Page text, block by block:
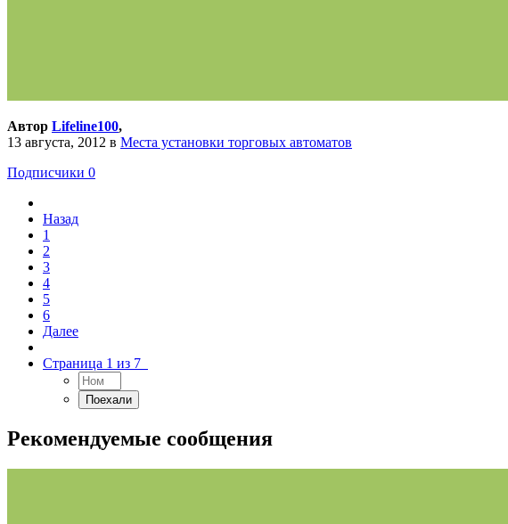
Автор Lifeline100,
13 августа, 2012 в Места установки торговых автоматов
Подписчики 0
Назад
1
2
3
4
5
6
Далее
Страница 1 из 7
Рекомендуемые сообщения